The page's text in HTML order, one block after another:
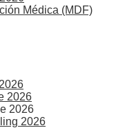
Médica (MDF)
2026
2026
2026